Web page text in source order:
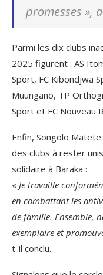
promesses »,
Parmi les dix clubs
2025 figurent : AS
Sport, FC Kibondjwa
Muungano, TP
Sport et FC Nouveau
Enfin, Songolo
des clubs à rester
solidaire à Baraka :
« Je travaille
en combattant les
de famille. Ensemble,
exemplaire et
t-il conclu.